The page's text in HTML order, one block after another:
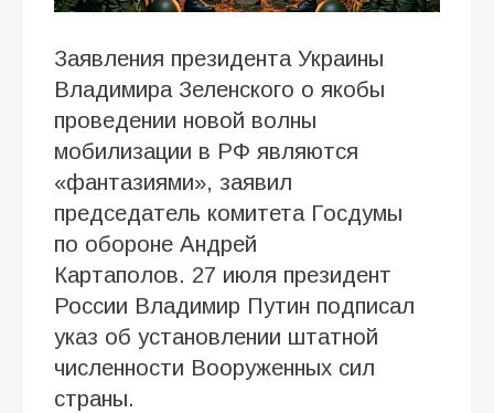
Заявления президента Украины
Владимира Зеленского о якобы
проведении новой волны
мобилизации в РФ являются
«фантазиями», заявил
председатель комитета Госдумы
по обороне Андрей
Картаполов. 27 июля президент
России Владимир Путин подписал
указ об установлении штатной
численности Вооруженных сил
страны.